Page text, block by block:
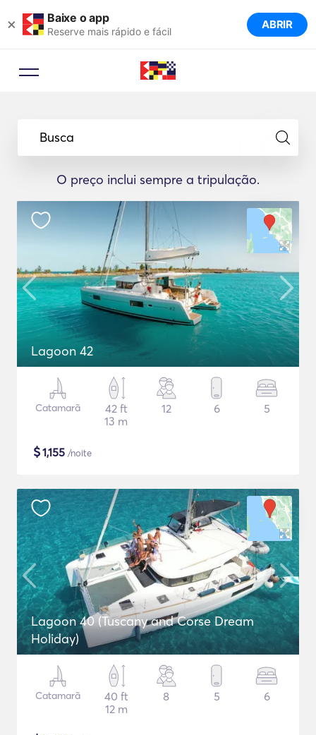
× Baixe o app
Reserve mais rápido e fácil ABRIR
Busca
O preço inclui sempre a tripulação.
Lagoon 42
Catamarã
42 ft
13 m
12 6 5
$1,155 /noite
Lagoon 40 (Tuscany and Corse Dream
Holiday)
Catamarã
40 ft
12 m
8 5 6